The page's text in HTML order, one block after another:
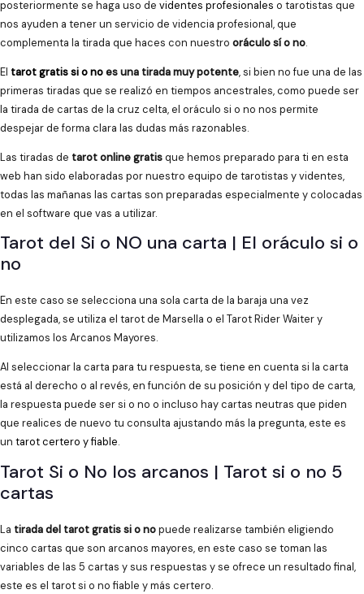
posteriormente se haga uso de videntes profesionales o tarotistas que
nos ayuden a tener un servicio de videncia profesional, que
complementa la tirada que haces con nuestro oráculo sí o no.
El tarot gratis si o noes una tirada muy potente, si bien no fue una de las
primeras tiradas que se realizó en tiempos ancestrales, como puede ser
la tirada de cartas de la cruz celta, el oráculo si o no nos permite
despejar de forma clara las dudas más razonables.
Las tiradas de tarot online gratisque hemos preparado para ti en esta
web han sido elaboradas por nuestro equipo de tarotistas y videntes,
todas las mañanas las cartas son preparadas especialmente y colocadas
en el software que vas a utilizar.
Tarot del Si o NO una carta | El oráculo si o
no
En este caso se selecciona una sola carta de la baraja una vez
desplegada, se utiliza el tarot de Marsella o el Tarot Rider Waiter y
utilizamos los Arcanos Mayores.
Al seleccionar la carta para tu respuesta, se tiene en cuenta si la carta
está al derecho o al revés, en función de su posición y del tipo de carta,
la respuesta puede ser si o no o incluso hay cartas neutras que piden
que realices de nuevo tu consulta ajustando más la pregunta, este es
un tarot certero y fiable.
Tarot Si o No los arcanos | Tarot si o no 5
cartas
La tirada del tarot gratis si o nopuede realizarse también eligiendo
cinco cartas que son arcanos mayores, en este caso se toman las
variables de las 5 cartas y sus respuestas y se ofrece un resultado final,
este es el tarot si o no fiable y más certero.